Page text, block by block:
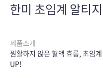
한미 초임계 알티
제품소개
원활하지 않은 혈액 흐름, 초임
UP!